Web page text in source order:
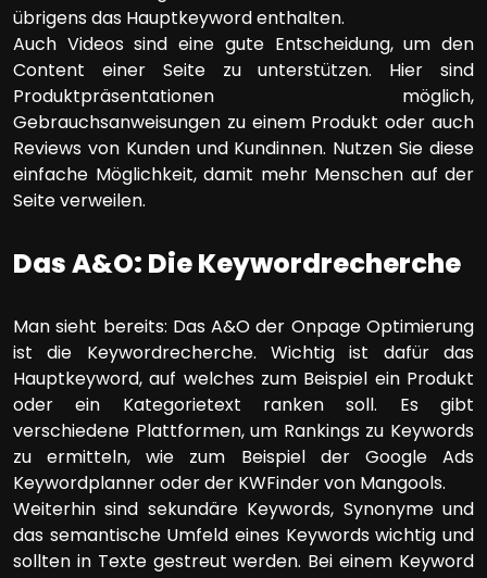
übrigens das Hauptkeyword enthalten.
Auch Videos sind eine gute Entscheidung, um den
Content einer Seite zu unterstützen. Hier sind
Produktpräsentationen möglich,
Gebrauchsanweisungen zu einem Produkt oder auch
Reviews von Kunden und Kundinnen. Nutzen Sie diese
einfache Möglichkeit, damit mehr Menschen auf der
Seite verweilen.
Das A&O: Die Keywordrecherche
Man sieht bereits: Das A&O der Onpage Optimierung
ist die Keywordrecherche. Wichtig ist dafür das
Hauptkeyword, auf welches zum Beispiel ein Produkt
oder ein Kategorietext ranken soll. Es gibt
verschiedene Plattformen, um Rankings zu Keywords
zu ermitteln, wie zum Beispiel der Google Ads
Keywordplanner oder der KWFinder von Mangools.
Weiterhin sind sekundäre Keywords, Synonyme und
das semantische Umfeld eines Keywords wichtig und
sollten in Texte gestreut werden. Bei einem Keyword